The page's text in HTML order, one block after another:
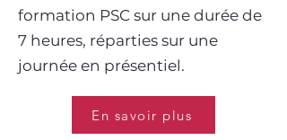
formation PSC sur une durée de
7 heures, réparties sur une
journée en présentiel.
En savoir plus